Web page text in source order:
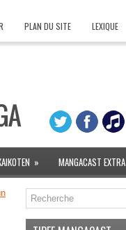
PLAN DU SITE LEXIQUE
» MANGACAST EXTRA